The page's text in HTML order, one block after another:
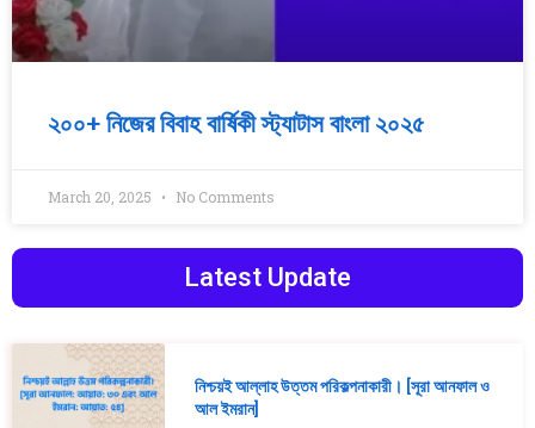
২০০+ নিজের বিবাহ বার্ষিকী স্ট্যাটাস বাংলা ২০২৫
March 20, 2025 No Comments
Latest Update
নিশ্চয়ই আল্লাহ উত্তম পরিকল্পনাকারী। [সূরা আনফাল ও
আল ইমরান]